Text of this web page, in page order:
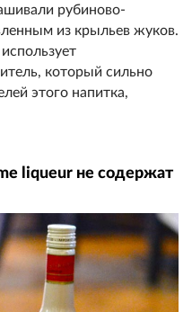
рубиново-
из крыльев жуков.
который сильно
этого напитка,
liqueur не содержат